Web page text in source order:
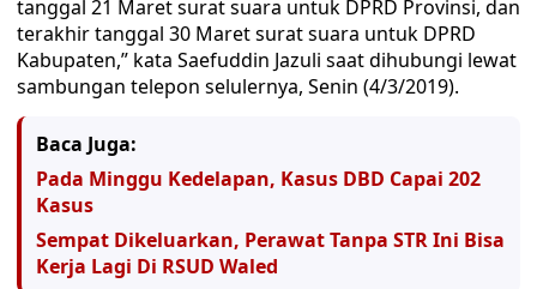
tanggal 21 Maret surat suara untuk DPRD Provinsi, dan
terakhir tanggal 30 Maret surat suara untuk DPRD
Kabupaten,” kata Saefuddin Jazuli saat dihubungi lewat
sambungan telepon selulernya, Senin (4/3/2019).
Baca Juga:
Pada Minggu Kedelapan, Kasus DBD Capai 202
Kasus
Sempat Dikeluarkan, Perawat Tanpa STR Ini Bisa
Kerja Lagi Di RSUD Waled